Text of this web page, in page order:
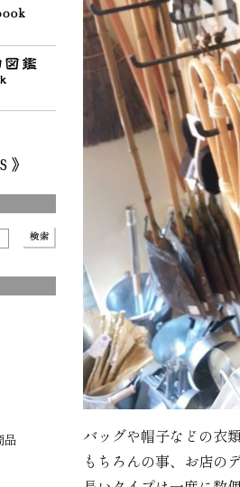
品
バッグや帽子などの衣
もちろんの事、お店の